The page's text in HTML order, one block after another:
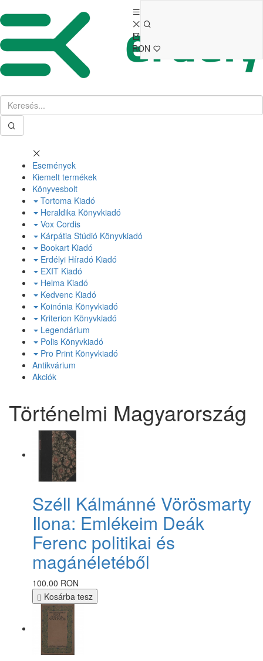
RON
Események
Kiemelt termékek
Könyvesbolt
Tortoma Kiadó
Heraldika Könyvkiadó
Vox Cordis
Kárpátia Stúdió Könyvkiadó
Bookart Kiadó
Erdélyi Híradó Kiadó
EXIT Kiadó
Helma Kiadó
Kedvenc Kiadó
Koinónia Könyvkiadó
Kriterion Könyvkiadó
Legendárium
Polis Könyvkiadó
Pro Print Könyvkiadó
Antikvárium
Akciók
Történelmi Magyarország
Széll Kálmánné Vörösmarty
Ilona: Emlékeim Deák
Ferenc politikai és
magánéletéből
100.00 RON
Kosárba tesz